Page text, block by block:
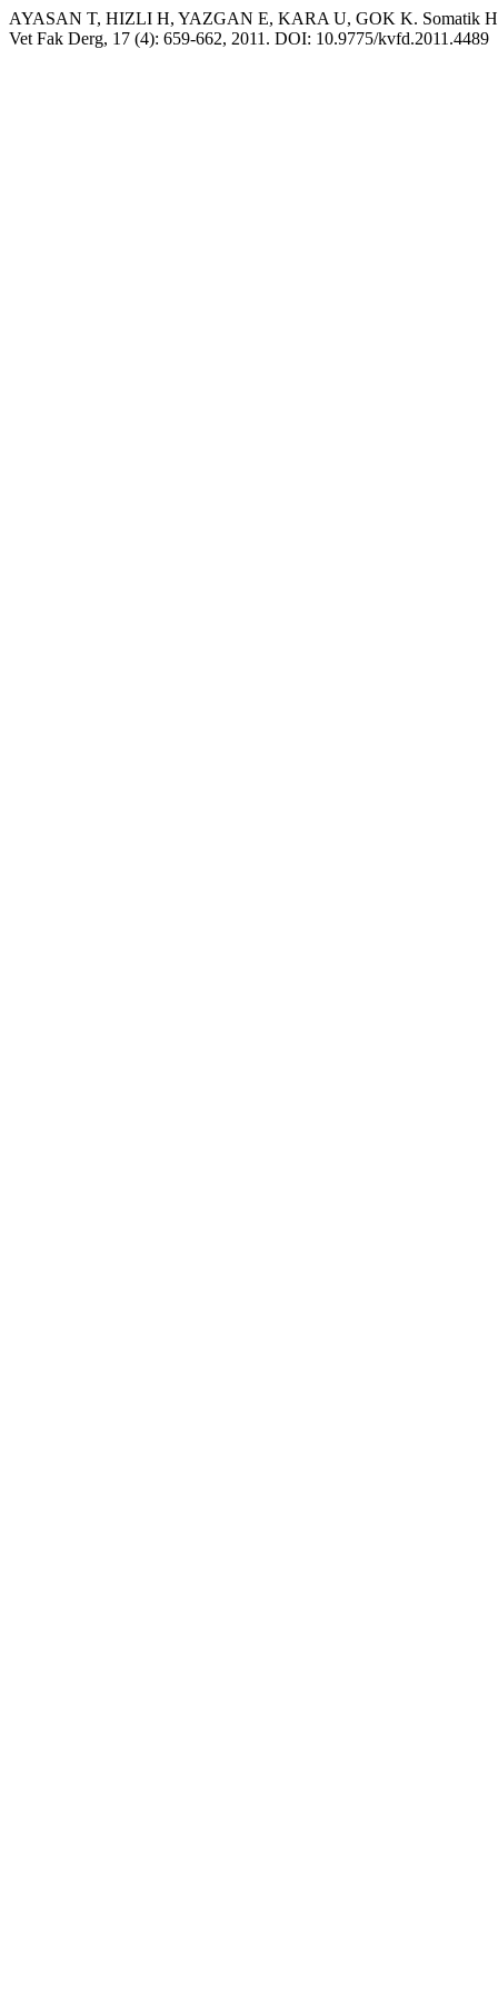
AYASAN T, HIZLI H, YAZGAN E, KARA U, GOK K. Somatik
Vet Fak Derg, 17 (4): 659-662, 2011. DOI: 10.9775/kvfd.2011.4489